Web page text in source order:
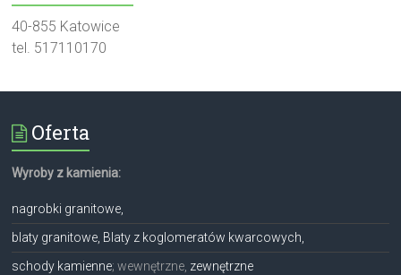
40-855 Katowice
tel. 517110170
Oferta
Wyroby z kamienia:
nagrobki granitowe,
blaty granitowe, Blaty z koglomeratów kwarcowych,
schody kamienne; wewnętrzne, zewnętrzne